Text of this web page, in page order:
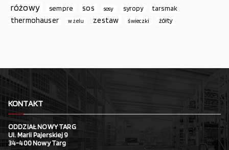
różowy sempre sos sosy syropy tarsmak
thermohauser w żelu zestaw świeczki żółty
KONTAKT
ODDZIAŁ NOWY TARG
Ul. Marii Pajerskiej 9
34-400 Nowy Targ